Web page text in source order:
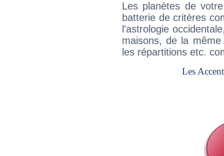
Les planètes de
batterie de critères
l'astrologie
maisons, de la
les répartitions etc.